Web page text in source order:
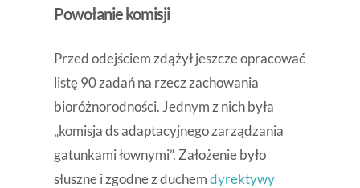
Powołanie komisji
Przed odejściem zdążył jeszcze opracować
listę 90 zadań na rzecz zachowania
bioróżnorodności. Jednym z nich była
„komisja ds adaptacyjnego zarządzania
gatunkami łownymi”. Założenie było
słuszne i zgodne z duchemdyrektywy